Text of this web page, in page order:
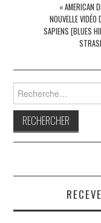
articles
« AMERICAN
NOUVELLE VIDÉO
SAPIENS [BLUES